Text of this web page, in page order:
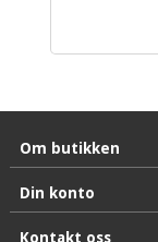
Om butikken
Din konto
Kontakt oss